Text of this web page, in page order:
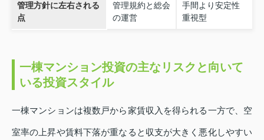
管理方針に左右される
点
管理規約と総会
の運営
手間より安定性
重視型
一棟マンション投資の主なリスクと向いて
いる投資スタイル
一棟マンションは複数戸から家賃収入を得られる一方で、空
室率の上昇や賃料下落が重なると収支が大きく悪化しやすい